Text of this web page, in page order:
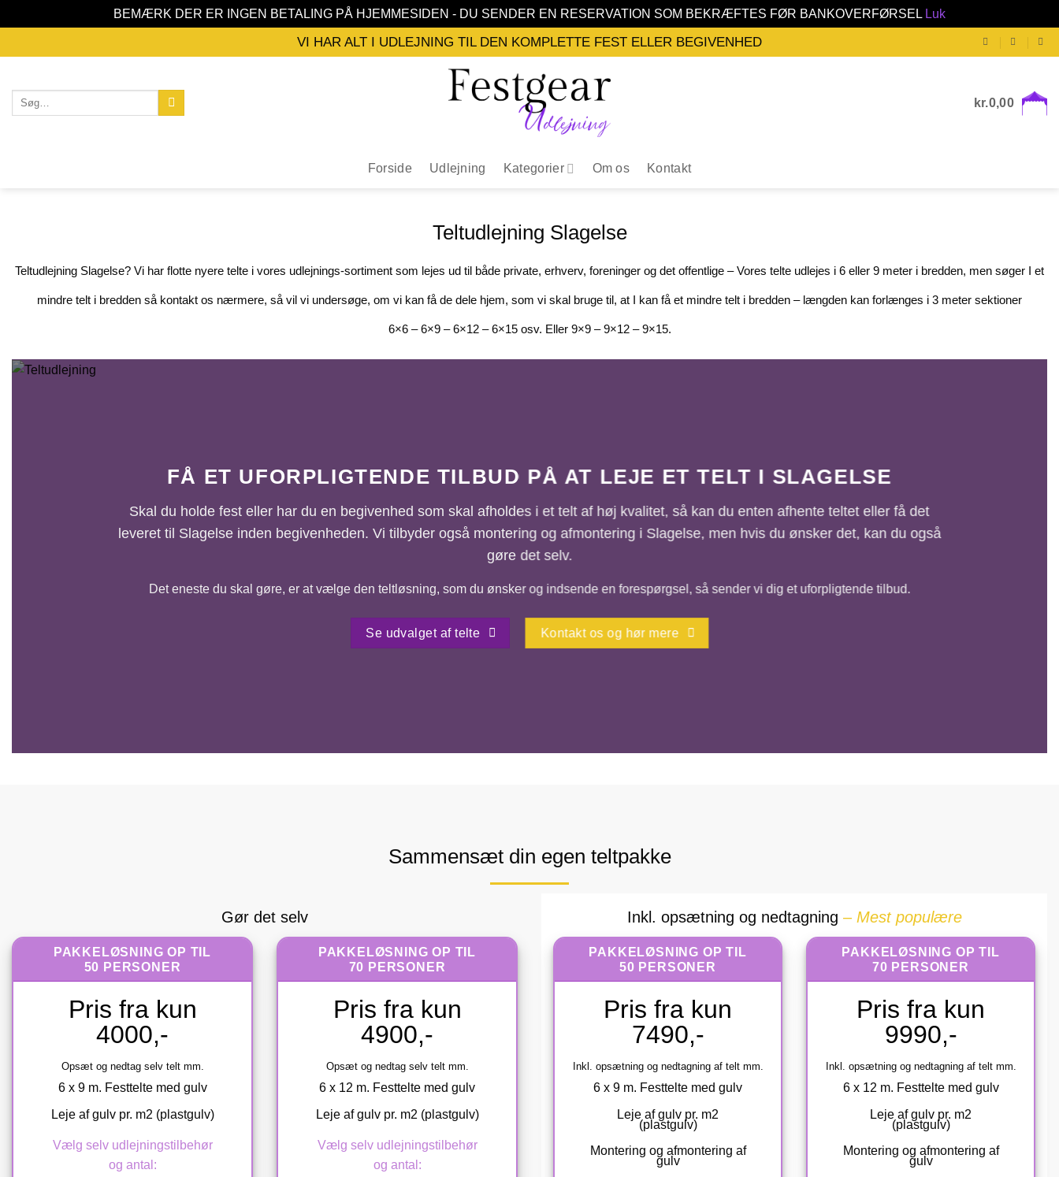
BEMÆRK DER ER INGEN BETALING PÅ HJEMMESIDEN - DU SENDER EN RESERVATION SOM BEKRÆFTES FØR BANKOVERFØRSEL Luk
til
VI HAR ALT I UDLEJNING TIL DEN KOMPLETTE FEST ELLER BEGIVENHED
Søg
efter:
kr.0,00
Forside Udlejning Kategorier Om os Kontakt
Teltudlejning Slagelse
Teltudlejning Slagelse? Vi har flotte nyere telte i vores udlejnings-sortiment som lejes ud til både private, erhverv, foreninger og det offentlige – Vores telte udlejes i 6 eller 9 meter i bredden, men søger I et
mindre telt i bredden så kontakt os nærmere, så vil vi undersøge, om vi kan få de dele hjem, som vi skal bruge til, at I kan få et mindre telt i bredden – længden kan forlænges i 3 meter sektioner
6×6 – 6×9 – 6×12 – 6×15 osv. Eller 9×9 – 9×12 – 9×15.
FÅ ET UFORPLIGTENDE TILBUD PÅ AT LEJE ET TELT I SLAGELSE
Skal du holde fest eller har du en begivenhed som skal afholdes i et telt af høj kvalitet, så kan du enten afhente teltet eller få det
leveret til Slagelse inden begivenheden. Vi tilbyder også montering og afmontering i Slagelse, men hvis du ønsker det, kan du også
gøre det selv.
Det eneste du skal gøre, er at vælge den teltløsning, som du ønsker og indsende en forespørgsel, så sender vi dig et uforpligtende tilbud.
Se udvalget af telte Kontakt os og hør mere
Sammensæt din egen teltpakke
Gør det selv
PAKKELØSNING OP TIL
50 PERSONER
Pris fra kun
4000,-
Opsæt og nedtag selv telt mm.
6 x 9 m. Festtelte med gulv
Leje af gulv pr. m2 (plastgulv)
Vælg selv udlejningstilbehør
og antal:
PAKKELØSNING OP TIL
70 PERSONER
Pris fra kun
4900,-
Opsæt og nedtag selv telt mm.
6 x 12 m. Festtelte med gulv
Leje af gulv pr. m2 (plastgulv)
Vælg selv udlejningstilbehør
og antal:
Inkl. opsætning og nedtagning – Mest populære
PAKKELØSNING OP TIL
50 PERSONER
Pris fra kun
7490,-
Inkl. opsætning og nedtagning af telt mm.
6 x 9 m. Festtelte med gulv
Leje af gulv pr. m2
(plastgulv)
Montering og afmontering af
gulv
PAKKELØSNING OP TIL
70 PERSONER
Pris fra kun
9990,-
Inkl. opsætning og nedtagning af telt mm.
6 x 12 m. Festtelte med gulv
Leje af gulv pr. m2
(plastgulv)
Montering og afmontering af
gulv